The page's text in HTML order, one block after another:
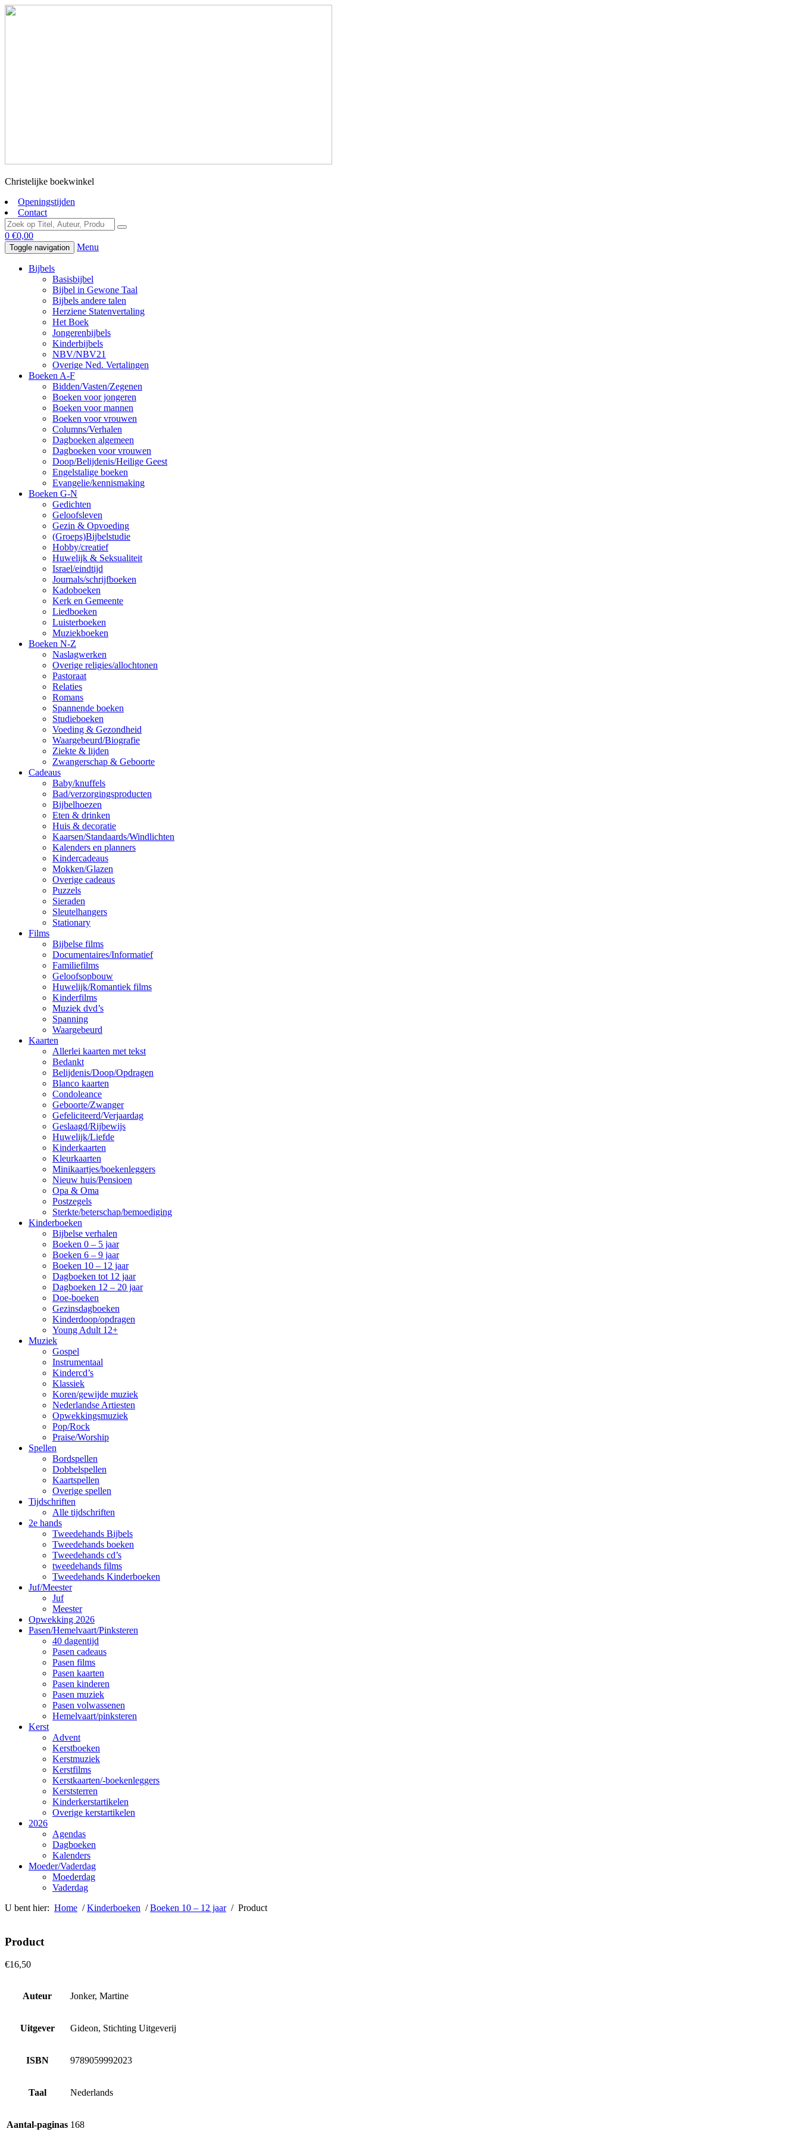
Christelijke boekwinkel
Openingstijden
Contact
0 €0,00
Toggle navigation Menu
Bijbels
Basisbijbel
Bijbel in Gewone Taal
Bijbels andere talen
Herziene Statenvertaling
Het Boek
Jongerenbijbels
Kinderbijbels
NBV/NBV21
Overige Ned. Vertalingen
Boeken A-F
Bidden/Vasten/Zegenen
Boeken voor jongeren
Boeken voor mannen
Boeken voor vrouwen
Columns/Verhalen
Dagboeken algemeen
Dagboeken voor vrouwen
Doop/Belijdenis/Heilige Geest
Engelstalige boeken
Evangelie/kennismaking
Boeken G-N
Gedichten
Geloofsleven
Gezin & Opvoeding
(Groeps)Bijbelstudie
Hobby/creatief
Huwelijk & Seksualiteit
Israel/eindtijd
Journals/schrijfboeken
Kadoboeken
Kerk en Gemeente
Liedboeken
Luisterboeken
Muziekboeken
Boeken N-Z
Naslagwerken
Overige religies/allochtonen
Pastoraat
Relaties
Romans
Spannende boeken
Studieboeken
Voeding & Gezondheid
Waargebeurd/Biografie
Ziekte & lijden
Zwangerschap & Geboorte
Cadeaus
Baby/knuffels
Bad/verzorgingsproducten
Bijbelhoezen
Eten & drinken
Huis & decoratie
Kaarsen/Standaards/Windlichten
Kalenders en planners
Kindercadeaus
Mokken/Glazen
Overige cadeaus
Puzzels
Sieraden
Sleutelhangers
Stationary
Films
Bijbelse films
Documentaires/Informatief
Familiefilms
Geloofsopbouw
Huwelijk/Romantiek films
Kinderfilms
Muziek dvd’s
Spanning
Waargebeurd
Kaarten
Allerlei kaarten met tekst
Bedankt
Belijdenis/Doop/Opdragen
Blanco kaarten
Condoleance
Geboorte/Zwanger
Gefeliciteerd/Verjaardag
Geslaagd/Rijbewijs
Huwelijk/Liefde
Kinderkaarten
Kleurkaarten
Minikaartjes/boekenleggers
Nieuw huis/Pensioen
Opa & Oma
Postzegels
Sterkte/beterschap/bemoediging
Kinderboeken
Bijbelse verhalen
Boeken 0 – 5 jaar
Boeken 6 – 9 jaar
Boeken 10 – 12 jaar
Dagboeken tot 12 jaar
Dagboeken 12 – 20 jaar
Doe-boeken
Gezinsdagboeken
Kinderdoop/opdragen
Young Adult 12+
Muziek
Gospel
Instrumentaal
Kindercd’s
Klassiek
Koren/gewijde muziek
Nederlandse Artiesten
Opwekkingsmuziek
Pop/Rock
Praise/Worship
Spellen
Bordspellen
Dobbelspellen
Kaartspellen
Overige spellen
Tijdschriften
Alle tijdschriften
2e hands
Tweedehands Bijbels
Tweedehands boeken
Tweedehands cd’s
tweedehands films
Tweedehands Kinderboeken
Juf/Meester
Juf
Meester
Opwekking 2026
Pasen/Hemelvaart/Pinksteren
40 dagentijd
Pasen cadeaus
Pasen films
Pasen kaarten
Pasen kinderen
Pasen muziek
Pasen volwassenen
Hemelvaart/pinksteren
Kerst
Advent
Kerstboeken
Kerstmuziek
Kerstfilms
Kerstkaarten/-boekenleggers
Kerststerren
Kinderkerstartikelen
Overige kerstartikelen
2026
Agendas
Dagboeken
Kalenders
Moeder/Vaderdag
Moederdag
Vaderdag
U bent hier: Home /Kinderboeken /Boeken 10 – 12 jaar/ Product
Product
€16,50
Auteur Jonker, Martine
Uitgever Gideon, Stichting Uitgeverij
ISBN 9789059992023
Taal Nederlands
Aantal-paginas 168